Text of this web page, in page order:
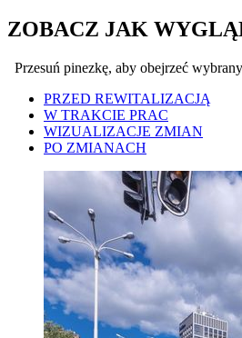
ZOBACZ JAK
Przesuń pinezkę, aby obejrzeć
PRZED REWITALIZACJĄ
W TRAKCIE PRAC
WIZUALIZACJE ZMIAN
PO ZMIANACH